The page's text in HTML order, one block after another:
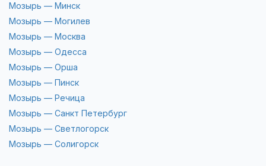
Мозырь — Минск
Мозырь — Могилев
Мозырь — Москва
Мозырь — Одесса
Мозырь — Орша
Мозырь — Пинск
Мозырь — Речица
Мозырь — Санкт Петербург
Мозырь — Светлогорск
Мозырь — Солигорск